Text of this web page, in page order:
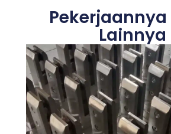
Lainnya